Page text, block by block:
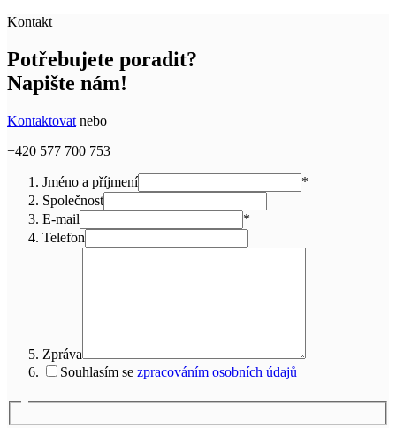
Kontakt
Potřebujete poradit?
Napište nám!
Kontaktovat nebo
+420 577 700 753
Jméno a příjmení
*
Společnost
E-mail
*
Telefon
Zpráva
Souhlasím se zpracováním osobních údajů